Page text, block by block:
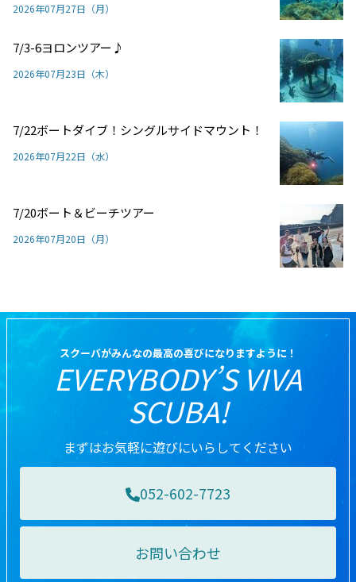
2026年07月27日（月）
7/3-6ヨロンツアー♪
2026年07月23日（木）
7/22ボートダイブ！シングルサイドマウント！
2026年07月22日（水）
7/20ボート＆ビーチツアー
2026年07月20日（月）
スクーバがみんなの最高の喜びになりますように！
EVERYBODY’S VIVA
SCUBA!
まずはお気軽に遊びにいらしてください
052-602-7723
お問い合わせ